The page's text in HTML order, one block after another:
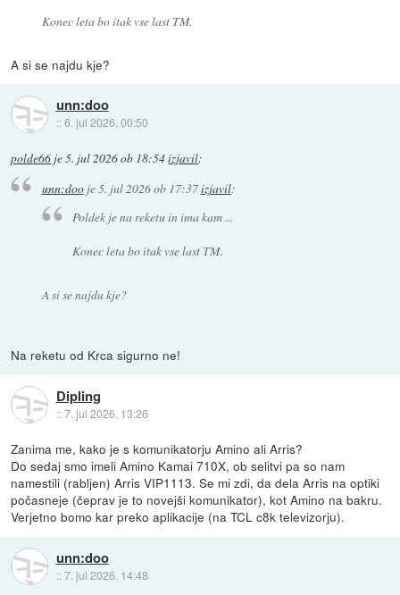
Konec leta bo itak vse last TM.
A si se najdu kje?
unn:doo
::6. jul 2026, 00:50
polde66 je5. jul 2026 ob 18:54izjavil:
unn:dooje5. jul 2026 ob 17:37izjavil:
Poldek je na reketu in ima kam ...
Konec leta bo itak vse last TM.
A si se najdu kje?
Na reketu od Krca sigurno ne!
Dipling
::7. jul 2026, 13:26
Zanima me, kako je s komunikatorju Amino ali Arris?
Do sedaj smo imeli Amino Kamai 710X, ob selitvi pa so nam
namestili (rabljen) Arris VIP1113. Se mi zdi, da dela Arris na optiki
počasneje (čeprav je to novejši komunikator), kot Amino na bakru.
Verjetno bomo kar preko aplikacije (na TCL c8k televizorju).
unn:doo
::7. jul 2026, 14:48